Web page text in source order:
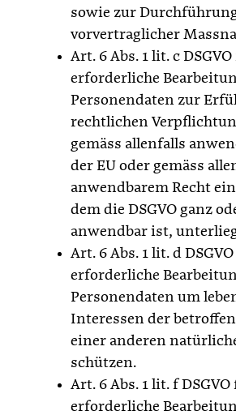
sowie zur
vorvertraglicher
Art. 6 Abs. 1 lit. c
erforderliche
Personendaten zur
rechtlichen
gemäss allenfalls
der EU oder gemäss
anwendbarem Recht
dem die DSGVO ganz
anwendbar ist,
Art. 6 Abs. 1 lit. d
erforderliche
Personendaten um
Interessen der
einer anderen
schützen.
Art. 6 Abs. 1 lit. f
erforderliche